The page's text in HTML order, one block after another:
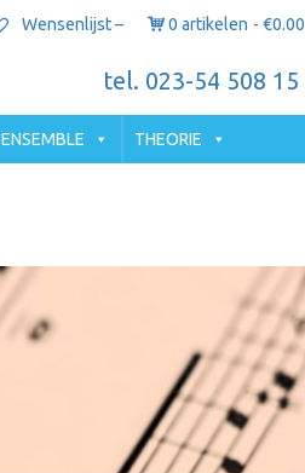
Wensenlijst – 0 artikelen €0.00
tel. 023-54 508 15
ENSEMBLE THEORIE